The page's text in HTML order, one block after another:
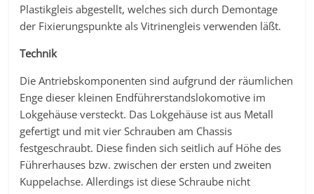
Plastikgleis abgestellt, welches sich durch Demontage
der Fixierungspunkte als Vitrinengleis verwenden läßt.
Technik
Die Antriebskomponenten sind aufgrund der räumlichen
Enge dieser kleinen Endführerstandslokomotive im
Lokgehäuse versteckt. Das Lokgehäuse ist aus Metall
gefertigt und mit vier Schrauben am Chassis
festgeschraubt. Diese finden sich seitlich auf Höhe des
Führerhauses bzw. zwischen der ersten und zweiten
Kuppelachse. Allerdings ist diese Schraube nicht